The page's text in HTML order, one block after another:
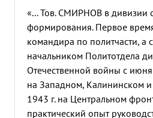
«... Тов. СМИРНОВ в дивизии
формирования. Первое
командира по политчасти, а
начальником Политотдела
Отечественной войны с
на Западном, Калининском
1943 г. на Центральном
практический опыт